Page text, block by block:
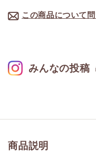
この商品について
商品説明
みんなの投稿